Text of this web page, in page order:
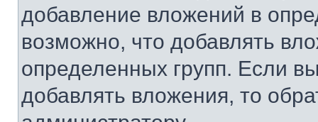
добавление вложений в
возможно, что добавлять
определенных групп. Если
добавлять вложения, то